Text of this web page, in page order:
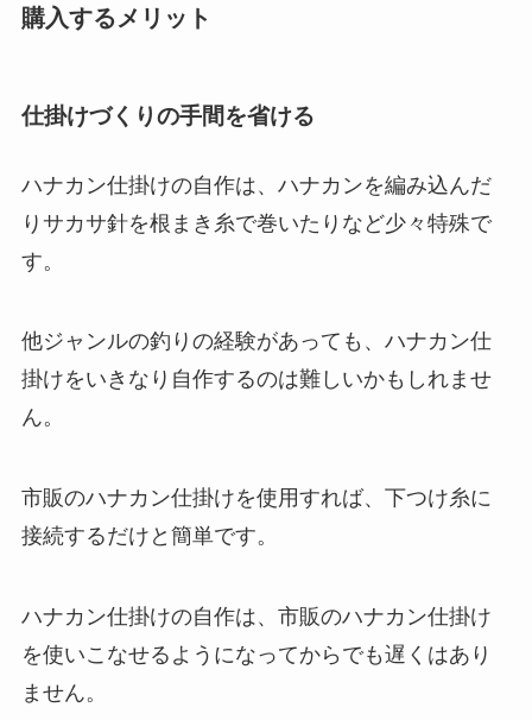
購入するメリット
仕掛けづくりの手間を省ける
ハナカン仕掛けの自作は、ハナカンを編み込んだ
りサカサ針を根まき糸で巻いたりなど少々特殊で
す。
他ジャンルの釣りの経験があっても、ハナカン仕
掛けをいきなり自作するのは難しいかもしれませ
ん。
市販のハナカン仕掛けを使用すれば、下つけ糸に
接続するだけと簡単です。
ハナカン仕掛けの自作は、市販のハナカン仕掛け
を使いこなせるようになってからでも遅くはあり
ません。